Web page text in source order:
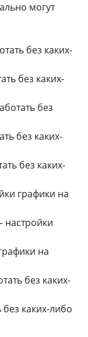
могут
без каких-
без каких-
без
без каких-
без каких-
графики на
на
без каких-
каких-либо